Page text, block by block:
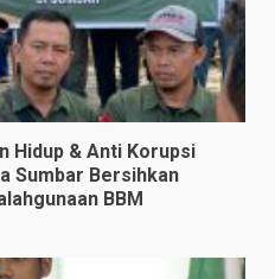
Hidup & Anti Korupsi
Sumbar Bersihkan
BBM